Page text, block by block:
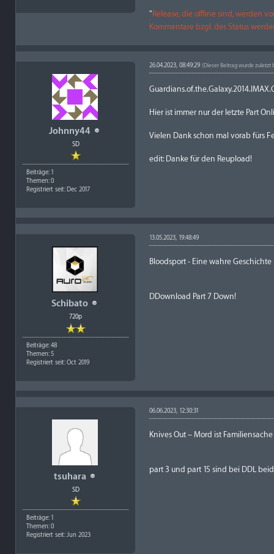
" Release, die offline sind, werden
Kommentare bzgl. des Status
Johnny44
SD
Beiträge: 1
Themen: 0
Registriert seit: Dec 2017
26.04.2023, 08:49:29(Dieser Beitrag wurde zuletzt
Hier ist immer nur der letzte Part
Vielen Dank schon mal vorab fürs
edit: Danke für den Reupload!
Schibato
720p
Beiträge: 48
Themen: 5
Registriert seit: Oct 2019
13.05.2023, 19:48:49
Bloodsport - Eine wahre Geschichte
DDownload Part 7 Down!
tsuhara
SD
Beiträge: 1
Themen: 0
Registriert seit: Jun 2023
06.06.2023, 12:30:31
Knives Out – Mord ist Familiensache
part 3 und part 15 sind bei DDL